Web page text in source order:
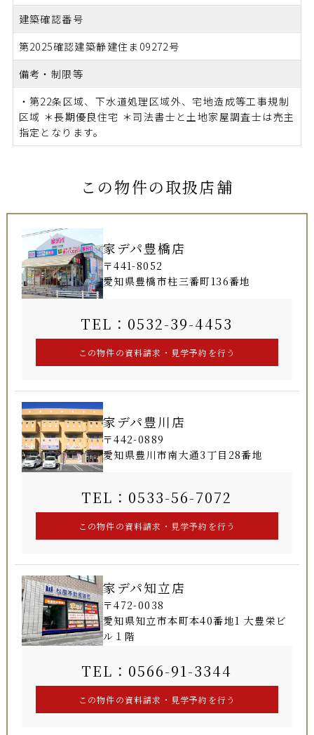
建築確認番号
第2025確認建築静建住ま09272号
備考・制限等
・第22条区域、下水道処理区域外、宅地造成等工事規制
区域 ＊長期優良住宅 ＊司法書士と土地家屋調査士は売主
指定となります。
この物件の取扱店舗
家デパ豊橋店
〒441-8052
愛知県豊橋市柱三番町136番地
TEL：0532-39-4453
家デパ豊川店
〒442-0889
愛知県豊川市南大通3丁目28番地
TEL：0533-56-7072
家デパ知立店
〒472-0038
愛知県知立市本町本40番地1 大豊栄ビ
ル１階
TEL：0566-91-3344